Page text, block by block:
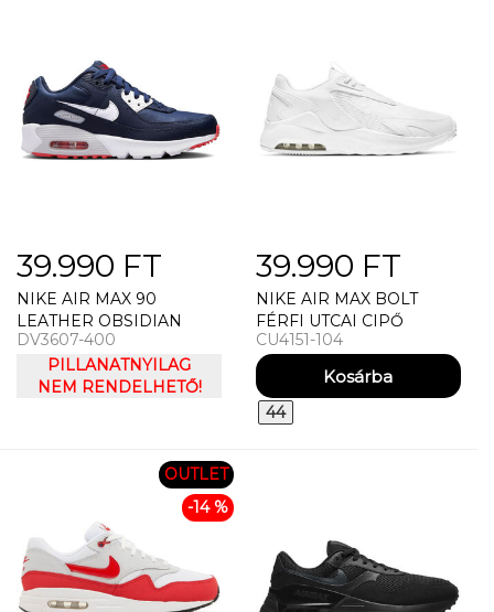
39.990 FT
NIKE AIR MAX 90
LEATHER OBSIDIAN
TRACK RED (GS) UTCAI
CIPŐ
DV3607-400
PILLANATNYILAG
NEM RENDELHETŐ!
39.990 FT
NIKE AIR MAX BOLT
FÉRFI UTCAI CIPŐ
CU4151-104
44
OUTLET
-14 %